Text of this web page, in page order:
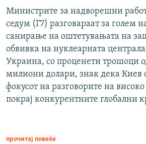
Министрите за надворешни
седум (Г7) разговараат за голем
санирање на оштетувањата на
обвивка на нуклеарната
Украина, со проценети трошоци
милиони долари, знак дека Киев
фокусот на разговорите на
покрај конкурентните глобални
прочитај повеќе